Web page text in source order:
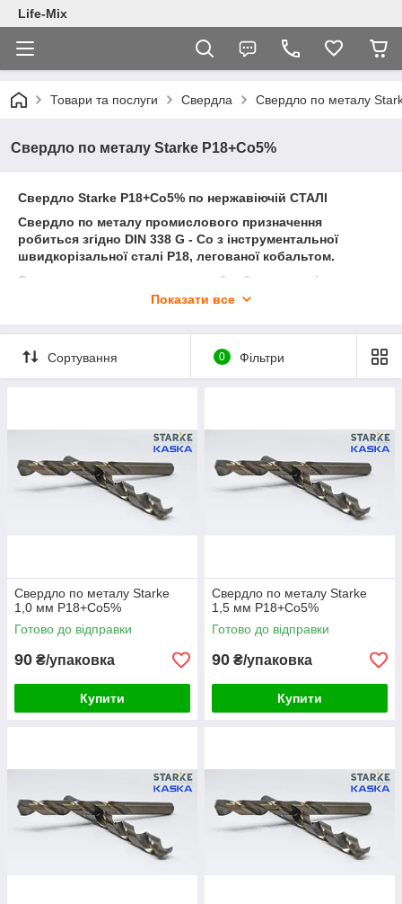
Life-Mix
Товари та послуги Свердла Свердло по металу
Свердло по металу Starke Р18+Co5%
Свердло Starke Р18+Co5% по нержавіючій СТАЛІ
Свердло по металу промислового призначення
робиться згідно DIN 338 G - Co з інструментальної
швидкорізальної сталі Р18, легованої кобальтом.
Свердло застосовується для обробки нержавіючих,
легованих, жароміцних, поліпшених, кислотостійких,
металів, сталей для цементації і інших матеріалів з
межею міцності до 1200 Н/мм² і вище.
Показати все
Сортування 0 Фільтри
Свердло по металу Starke
1,0 мм Р18+Co5%
Готово до відправки
90 ₴/упаковка
Купити
Свердло по металу Starke
1,5 мм Р18+Co5%
Готово до відправки
90 ₴/упаковка
Купити